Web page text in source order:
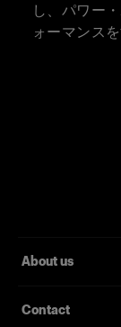
し、パワー
ォーマンス
About us
Contact